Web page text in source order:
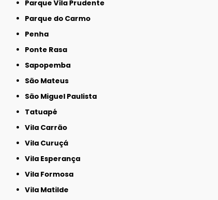
Parque Vila Prudente
Parque do Carmo
Penha
Ponte Rasa
Sapopemba
São Mateus
São Miguel Paulista
Tatuapé
Vila Carrão
Vila Curuçá
Vila Esperança
Vila Formosa
Vila Matilde